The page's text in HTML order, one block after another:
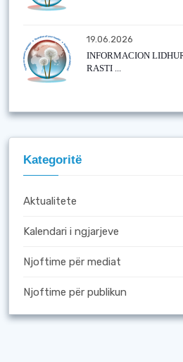
19.06.2026
INFORMACION
RASTI ...
Kategoritë
Aktualitete
Kalendari i ngjarjeve
Njoftime për mediat
Njoftime për publikun